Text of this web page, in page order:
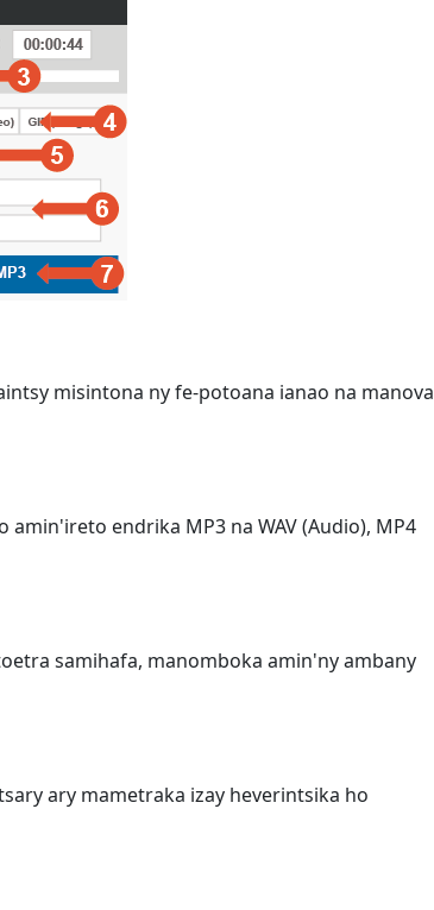
misintona ny fe-potoana ianao na manova
endrika MP3 na WAV (Audio), MP4
samihafa, manomboka amin'ny ambany
ary mametraka izay heverintsika ho